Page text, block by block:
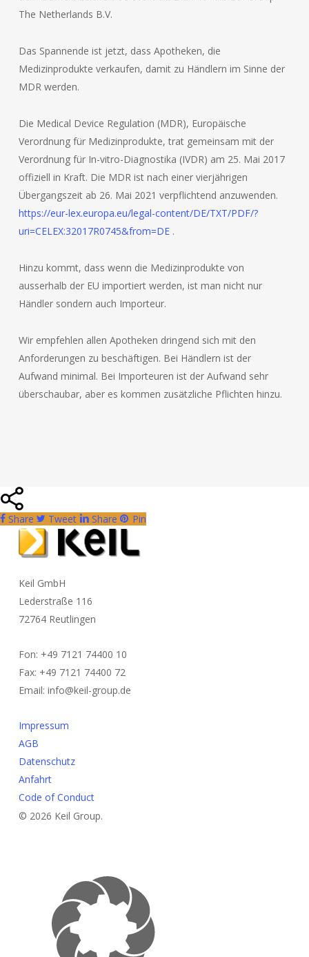
The Netherlands B.V.
Das Spannende ist jetzt, dass Apotheken, die
Medizinprodukte verkaufen, damit zu Händlern im Sinne der
MDR werden.
Die Medical Device Regulation (MDR), Europäische
Verordnung für Medizinprodukte, trat gemeinsam mit der
Verordnung für In-vitro-Diagnostika (IVDR) am 25. Mai 2017
offiziell in Kraft. Die MDR ist nach einer vierjährigen
Übergangszeit ab 26. Mai 2021 verpflichtend anzuwenden.
https://eur-lex.europa.eu/legal-content/DE/TXT/PDF/?
uri=CELEX:32017R0745&from=DE.
Hinzu kommt, dass wenn die Medizinprodukte von
ausserhalb der EU importiert werden, ist man nicht nur
Händler sondern auch Importeur.
Wir empfehlen allen Apotheken dringend sich mit den
Anforderungen zu beschäftigen. Bei Händlern ist der
Aufwand minimal. Bei Importeuren ist der Aufwand sehr
überschaubar, aber es kommen zusätzliche Pflichten hinzu.
Share Tweet Share Pin
Keil GmbH
Lederstraße 116
72764 Reutlingen
Fon: +49 7121 74400 10
Fax: +49 7121 74400 72
Email: info@keil-group.de
Impressum
AGB
Datenschutz
Anfahrt
Code of Conduct
© 2026 Keil Group.